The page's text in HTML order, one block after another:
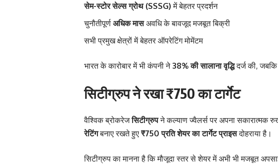
सेम-स्टोर सेल्स ग्रोथ (SSSG) में बेहतर प्रदर्शन
चुनौतीपूर्ण अधिक मासअवधि के बावजूद मजबूत बिक्री
सभी प्रमुख क्षेत्रों में बेहतर ऑपरेटिंग मोमेंटम
भारत के कारोबार में भी कंपनी ने 38% की सालाना वृद्धिदर्ज की, जबकि
सिटीग्रुप ने रखा ₹750 का टार्गेट
वैश्विक ब्रोकरेजसिटीग्रुपने कल्याण ज्वैलर्स पर अपना सकारात्मक
रेटिंगबनाए रखते हुए ₹750 प्रति शेयर का टार्गेट प्राइसदोहराया है।
सिटीग्रुप का मानना है कि मौजूदा स्तर से शेयर में अभी भी मजबूत